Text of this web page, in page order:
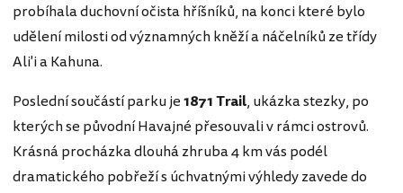
probíhala duchovní očista hříšníků, na konci které bylo
udělení milosti od významných kněží a náčelníků ze třídy
Ali'i a Kahuna.
Poslední součástí parku je1871 Trail, ukázka stezky, po
kterých se původní Havajné přesouvali v rámci ostrovů.
Krásná procházka dlouhá zhruba 4 km vás podél
dramatického pobřeží s úchvatnými výhledy zavede do